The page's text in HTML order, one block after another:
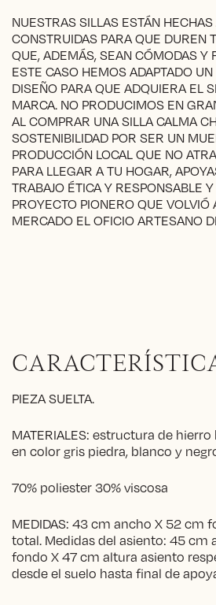
NUESTRAS SILLAS ESTÁN
CONSTRUIDAS PARA QUE DUREN
QUE, ADEMÁS, SEAN CÓMODAS Y
ESTE CASO HEMOS ADAPTADO
DISEÑO PARA QUE ADQUIERA EL
MARCA. NO PRODUCIMOS EN
AL COMPRAR UNA SILLA CALMA
SOSTENIBILIDAD POR SER UN
PRODUCCIÓN LOCAL QUE NO
PARA LLEGAR A TU HOGAR,
TRABAJO ÉTICA Y RESPONSABLE
PROYECTO PIONERO QUE VOLVIÓ
MERCADO EL OFICIO ARTESANO
PIEZA SUELTA.
MATERIALES: estructura de
en color gris piedra, blanco y
70% poliester 30% viscosa
MEDIDAS: 43 cm ancho X 52 cm
total. Medidas del asiento: 45 cm
fondo X 47 cm altura asiento
desde el suelo hasta final de